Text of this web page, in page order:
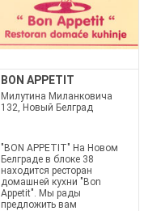
BON APPETIT
Милутина Миланковича
132, Новый Белград
"BON APPETIT" На Новом
Белграде в блоке 38
находится ресторан
домашней кухни "Bon
Appetit". Мы рады
предложить вам